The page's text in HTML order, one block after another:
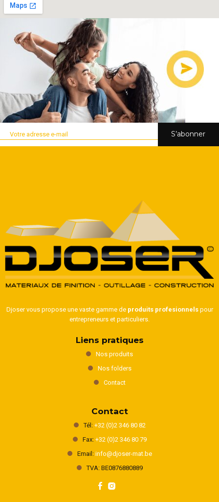
S’abonner
Djoser vous propose une vaste gamme de produits profesionnelspour
entrepreneurs et particuliers.
Liens pratiques
Nos produits
Nos folders
Contact
Contact
Tél: +32 (0)2 346 80 82
Fax: +32 (0)2 346 80 79
Email: info@djoser-mat.be
TVA: BE0876880889